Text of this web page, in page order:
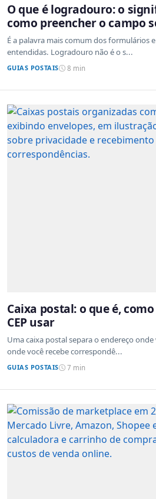
O que é logradouro: o
como preencher o campo
É a palavra mais comum dos formulários
entendidas. Logradouro não é o s...
GUIAS POSTAIS 8 min
Caixa postal: o que é,
CEP usar
Uma caixa postal separa o endereço
onde você recebe correspondê...
GUIAS POSTAIS 7 min